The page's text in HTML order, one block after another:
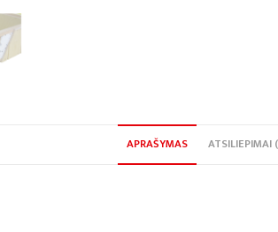
APRAŠYMAS ATSILIEPIMAI